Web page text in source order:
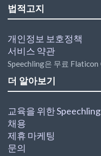
법적고지
개인정보 보호정책
서비스 약관
Speechling은 무료
더 알아보기
교육을 위한 Speechling
채용
제휴 마케팅
문의